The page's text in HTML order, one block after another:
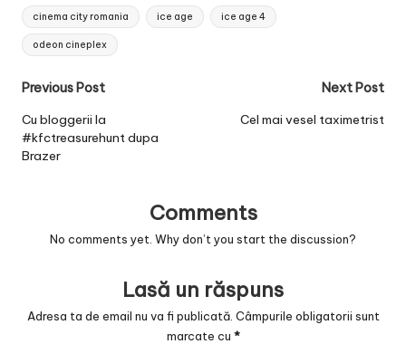
Tags:
cinema city romania ice age ice age 4
odeon cineplex
Post
navigation
Previous Post
Cu bloggerii la
#kfctreasurehunt dupa
Brazer
Next Post
Cel mai vesel taximetrist
Comments
No comments yet. Why don’t you start the discussion?
Lasă un răspuns
Adresa ta de email nu va fi publicată. Câmpurile obligatorii sunt
marcate cu *